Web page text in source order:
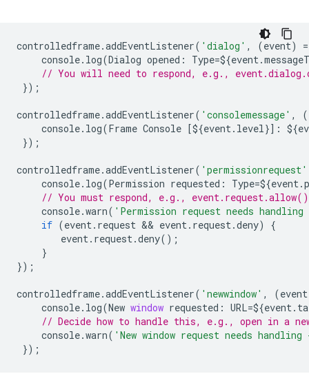
controlledframe.addEventListener( 'dialog' , (event) =
console. log(Dialog opened : Type=${event.
// You will need to respond, e.g.,
});
controlledframe.addEventListener( 'consolemessage' , (
console. log(Frame Console [${event. level}] : ${
});
controlledframe.addEventListener( 'permissionrequest'
console. log(Permission requested : Type=${event.
// You must respond, e.g.,
console.warn( 'Permission request needs
if (event. request && event. request.deny)
{
event. request.deny();
}
});
controlledframe.addEventListener( 'newwindow' , (event
console. log(New window requested : URL=${event.
// Decide how to handle this, e.g., open in a
console.warn( 'New window request needs
});